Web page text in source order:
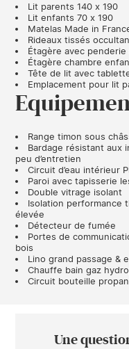
Lit parents 140 x 190
Lit enfants 70 x 190
Matelas Made in
Rideaux tissés
Étagère avec
Étagère chambre
Tête de lit avec
Emplacement pour lit
Range timon sous
Bardage résistant aux
peu d’entretien
Circuit d’eau intérieur
Paroi avec tapisserie
Double vitrage isolant
Isolation performance
élevée
Détecteur de fumée
Portes de
bois
Lino grand passage &
Chauffe bain gaz
Circuit bouteille
Une